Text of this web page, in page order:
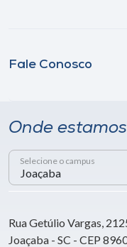
Fale Conosco
Onde estamos
Selecione o campus
Rua Getúlio Vargas,
Joaçaba - SC - CEP